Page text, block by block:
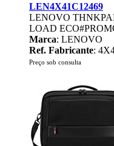
LEN4X41C12469
LENOVO
LOAD
Marca: LENOVO
Ref. Fabricante:
Preço sob consulta